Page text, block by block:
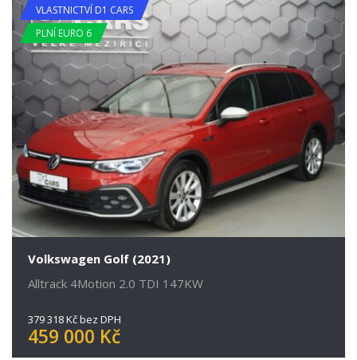
VLASTNICTVÍ D1 CARS
PLNÍ EURO 6
Volkswagen Golf (2021)
Alltrack 4Motion 2.0 TDI 147KW
379 318 Kč bez DPH
459 000 Kč